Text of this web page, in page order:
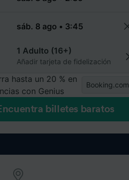
1 Adulto (16+)
Añadir tarjeta de fidelización
hasta un 20 % en
con Genius
Booking.com
billetes baratos